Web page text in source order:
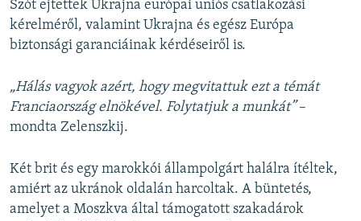
Szót ejtettek Ukrajna európai uniós csatlakozási
kérelméről, valamint Ukrajna és egész Európa
biztonsági garanciáinak kérdéseiről is.
„Hálás vagyok azért, hogy megvitattuk ezt a témát
Franciaország elnökével. Folytatjuk a munkát”–
mondta Zelenszkij.
Két brit és egy marokkói állampolgárt halálra ítéltek,
amiért az ukránok oldalán harcoltak. A büntetés,
amelyet a Moszkva által támogatott szakadárok